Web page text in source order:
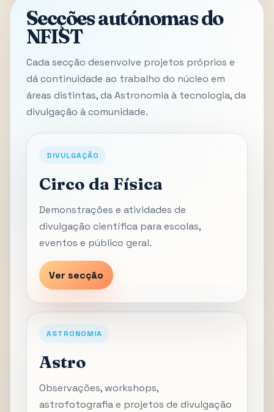
Secções autónomas do
NFIST
Cada secção desenvolve projetos próprios e
dá continuidade ao trabalho do núcleo em
áreas distintas, da Astronomia à tecnologia, da
divulgação à comunidade.
DIVULGAÇÃO
Circo da Física
Demonstrações e atividades de
divulgação científica para escolas,
eventos e público geral.
Ver secção
ASTRONOMIA
Astro
Observações, workshops,
astrofotografia e projetos de divulgação